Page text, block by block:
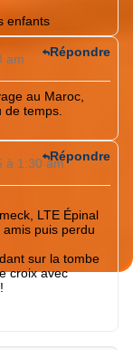
enfants
am
au Maroc,
de temps.
Répondre
à 1:30 am
LTE Épinal
puis perdu
sur la tombe
croix avec
Répondre